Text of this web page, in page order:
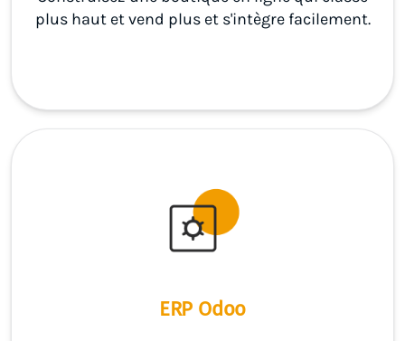
plus haut et vend plus et s'intègre facilement.
ERP Odoo